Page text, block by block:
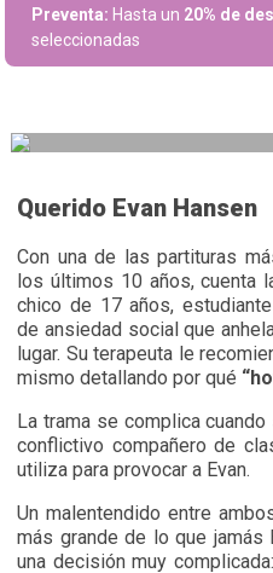
Preventa: Hasta un 20% de
seleccionadas
Querido Evan Hansen
Con una de las partituras
los últimos 10 años, cuenta
chico de 17 años,
de ansiedad social que
lugar. Su terapeuta le
mismo detallando por qué
La trama se complica
conflictivo compañero de
utiliza para provocar a Evan.
Un malentendido entre
más grande de lo que jamás
una decisión muy complicada: